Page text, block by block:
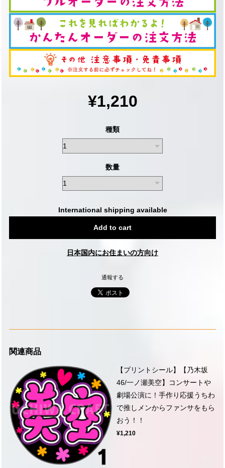
¥1,210
種類
数量
International shipping available
Add to cart
日本国内にお住まいの方向け
通報する
関連商品
【プリントシール】【乃木坂
46/一ノ瀬美空】コンサートや
劇場公演に！手作り応援うちわ
で推しメンからファンサをもら
おう！！
¥1,210